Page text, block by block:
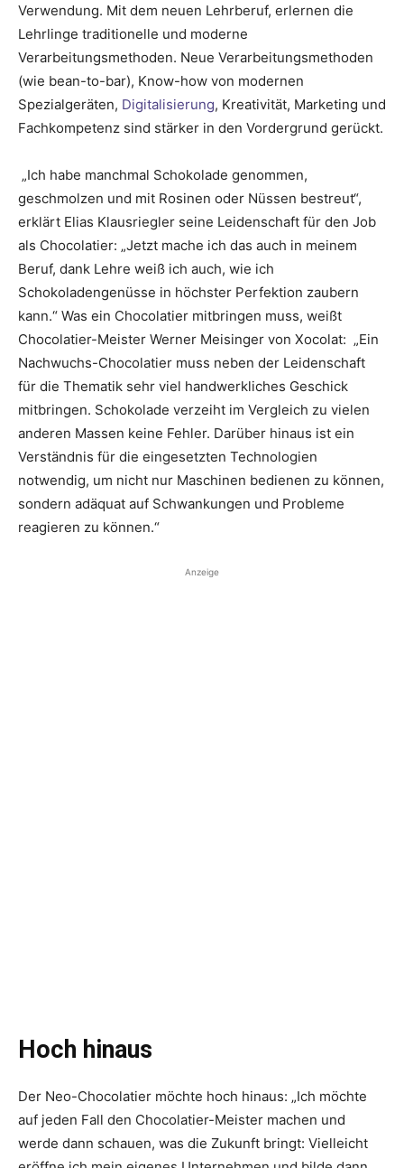
Verwendung. Mit dem neuen Lehrberuf, erlernen die
Lehrlinge traditionelle und moderne
Verarbeitungsmethoden. Neue Verarbeitungsmethoden
(wie bean-to-bar), Know-how von modernen
Spezialgeräten, Digitalisierung, Kreativität, Marketing und
Fachkompetenz sind stärker in den Vordergrund gerückt.
„Ich habe manchmal Schokolade genommen,
geschmolzen und mit Rosinen oder Nüssen bestreut“,
erklärt Elias Klausriegler seine Leidenschaft für den Job
als Chocolatier: „Jetzt mache ich das auch in meinem
Beruf, dank Lehre weiß ich auch, wie ich
Schokoladengenüsse in höchster Perfektion zaubern
kann.“ Was ein Chocolatier mitbringen muss, weißt
Chocolatier-Meister Werner Meisinger von Xocolat: „Ein
Nachwuchs-Chocolatier muss neben der Leidenschaft
für die Thematik sehr viel handwerkliches Geschick
mitbringen. Schokolade verzeiht im Vergleich zu vielen
anderen Massen keine Fehler. Darüber hinaus ist ein
Verständnis für die eingesetzten Technologien
notwendig, um nicht nur Maschinen bedienen zu können,
sondern adäquat auf Schwankungen und Probleme
reagieren zu können.“
Anzeige
Hoch hinaus
Der Neo-Chocolatier möchte hoch hinaus: „Ich möchte
auf jeden Fall den Chocolatier-Meister machen und
werde dann schauen, was die Zukunft bringt: Vielleicht